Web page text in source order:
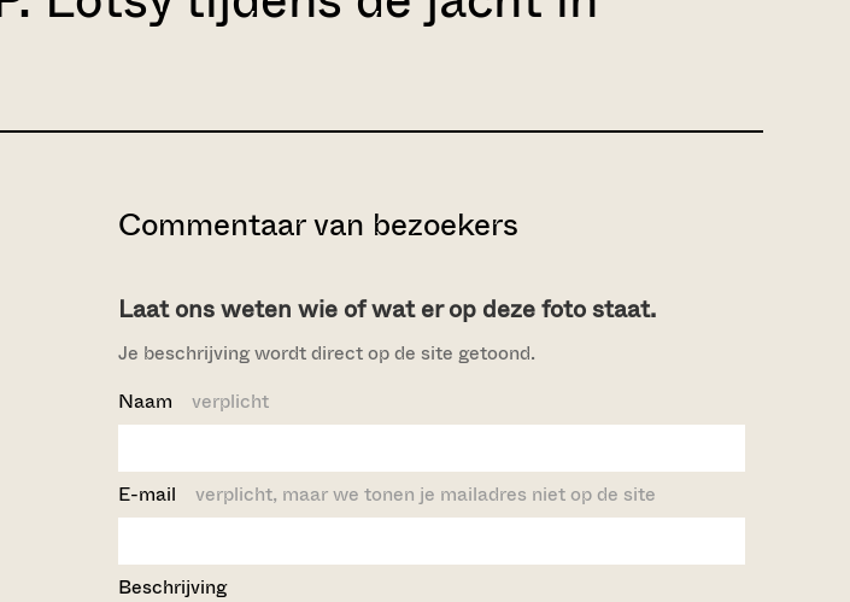
Commentaar van bezoekers
Laat ons weten wie of wat er op deze foto staat.
Je beschrijving wordt direct op de site getoond.
Naam verplicht
E-mail verplicht, maar we tonen je mailadres niet op de site
Beschrijving